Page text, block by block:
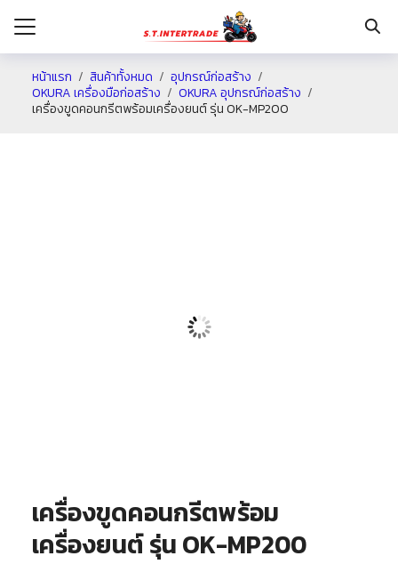
หน้าแรก สินค้าทั้งหมด
อุปกรณ์ก่อสร้าง
OKURA เครื่องมือก่อสร้าง
OKURA อุปกรณ์ก่อสร้าง
เครื่องขูดคอนกรีตพร้อมเครื่องยนต์ รุ่น OK-MP200
เครื่องขูดคอนกรีตพร้อม
เครื่องยนต์ รุ่น OK-MP200